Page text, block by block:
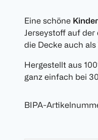
Eine schöne
Jerseystoff auf
die Decke auch
Hergestellt aus
ganz einfach bei
BIPA-